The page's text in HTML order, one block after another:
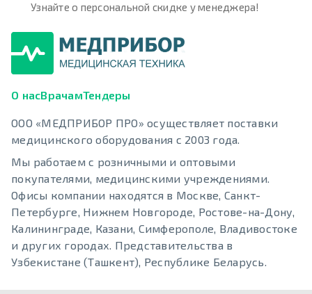
Узнайте о персональной скидке у менеджера!
О насВрачамТендеры
ООО «МЕДПРИБОР ПРО» осуществляет поставки
медицинского оборудования с 2003 года.
Мы работаем с розничными и оптовыми
покупателями, медицинскими учреждениями.
Офисы компании находятся в Москве, Санкт-
Петербурге, Нижнем Новгороде, Ростове-на-Дону,
Калининграде, Казани, Симферополе, Владивостоке
и других городах. Представительства в
Узбекистане (Ташкент), Республике Беларусь.